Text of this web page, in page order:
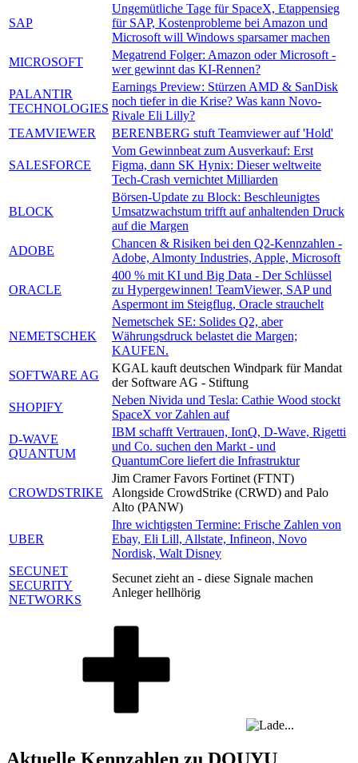
SAP
Ungemütliche Tage für SpaceX, Etappensieg
für SAP, Kostenprobleme bei Amazon und
Microsoft will Windows sparsamer machen
MICROSOFT
Megatrend Folger: Amazon oder Microsoft -
wer gewinnt das KI-Rennen?
PALANTIR
TECHNOLOGIES
Earnings Preview: Stürzen AMD & SanDisk
noch tiefer in die Krise? Was kann Novo-
Rivale Eli Lilly?
TEAMVIEWER
BERENBERG stuft Teamviewer auf 'Hold'
SALESFORCE
Vom Gewinnbeat zum Ausverkauf: Erst
Figma, dann SK Hynix: Dieser weltweite
Tech-Crash vernichtet Milliarden
BLOCK
Börsen-Update zu Block: Beschleunigtes
Umsatzwachstum trifft auf anhaltenden Druck
auf die Margen
ADOBE
Chancen & Risiken bei den Q2-Kennzahlen -
Adobe, Almonty Industries, Apple, Microsoft
ORACLE
400 % mit KI und Big Data - Der Schlüssel
zu Hypergewinnen! TeamViewer, SAP und
Aspermont im Steigflug, Oracle strauchelt
NEMETSCHEK
Nemetschek SE: Solides Q2, aber
Währungsdruck belastet die Margen;
KAUFEN.
SOFTWARE AG
KGAL kauft deutschen Windpark für Mandat
der Software AG - Stiftung
SHOPIFY
Neben Nivida und Tesla: Cathie Wood stockt
SpaceX vor Zahlen auf
D-WAVE
QUANTUM
IBM schafft Vertrauen, IonQ, D-Wave, Rigetti
und Co. suchen den Markt - und
QuantumCore liefert die Infrastruktur
CROWDSTRIKE
Jim Cramer Favors Fortinet (FTNT)
Alongside CrowdStrike (CRWD) and Palo
Alto (PANW)
UBER
Ihre wichtigsten Termine: Frische Zahlen von
Ebay, Eli Lill, Allstate, Infineon, Novo
Nordisk, Walt Disney
SECUNET
SECURITY
NETWORKS
Secunet zieht an - diese Signale machen
Anleger hellhörig
Aktuelle Kennzahlen zu DOUYU